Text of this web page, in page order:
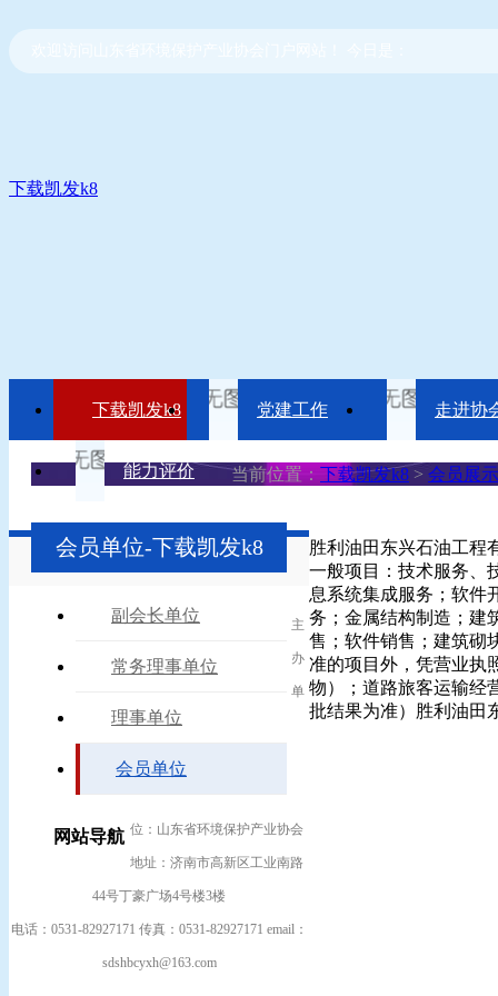
下载凯发k8
下载凯发k8 党建工作 走进协
能力评价 当前位置： 下载凯发k8 > 会员展示
会员单位-下载凯发k8
副会长单位
常务理事单位
理事单位
会员单位
胜利油田东兴石油工程
一般项目：技术服务、
息系统集成服务；软件
务；金属结构制造；建
售；软件销售；建筑砌
准的项目外，凭营业执
物）；道路旅客运输经
批结果为准）胜利油田
网站导航
主
办
单
位：山东省环境保护产业协会
地址：济南市高新区工业南路
44号丁豪广场4号楼3楼
电话：0531-82927171 传真：0531-82927171 email：
sdshbcyxh@163.com